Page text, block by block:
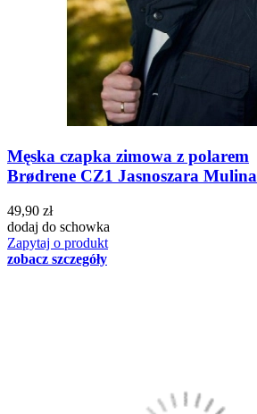
Męska czapka zimowa z polarem
Brødrene CZ1 Jasnoszara Mulina
49,90 zł
dodaj do schowka
Zapytaj o produkt
zobacz szczegóły